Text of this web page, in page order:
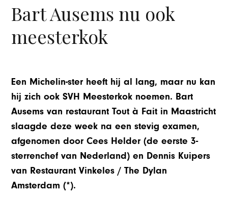
Bart Ausems nu ook
meesterkok
Een Michelin-ster heeft hij al lang, maar nu kan
hij zich ook SVH Meesterkok noemen. Bart
Ausems van restaurant Tout à Fait in Maastricht
slaagde deze week na een stevig examen,
afgenomen door Cees Helder (de eerste 3-
sterrenchef van Nederland) en Dennis Kuipers
van Restaurant Vinkeles / The Dylan
Amsterdam (*).